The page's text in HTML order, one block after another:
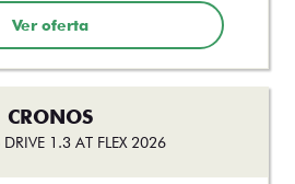
Ver oferta
CRONOS
1.3 AT FLEX 2026